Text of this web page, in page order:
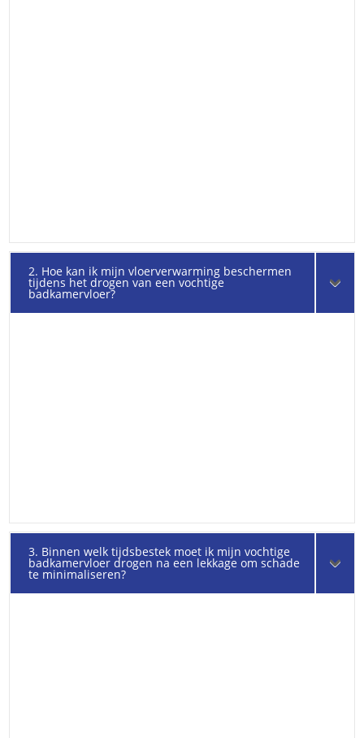
2. Hoe kan ik mijn vloerverwarming beschermen
tijdens het drogen van een vochtige
badkamervloer?
3. Binnen welk tijdsbestek moet ik mijn vochtige
badkamervloer drogen na een lekkage om schade
te minimaliseren?